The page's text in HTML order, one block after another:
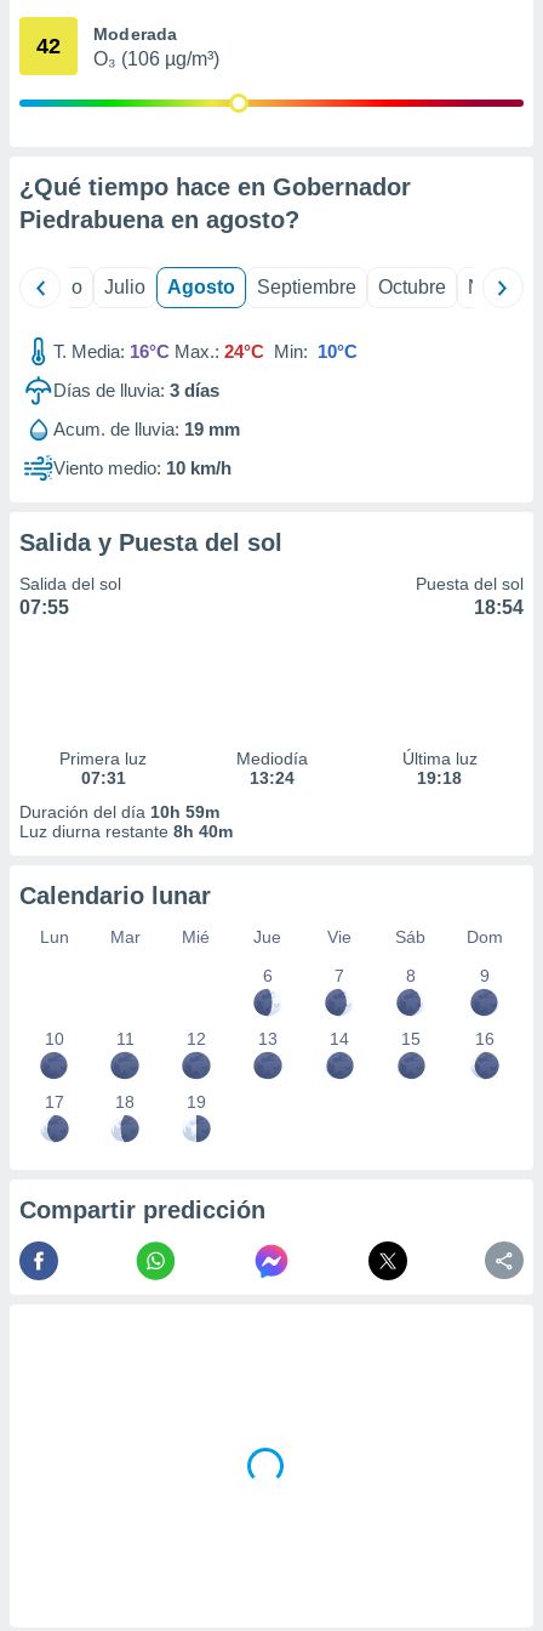
mediante
publicidad
1199
42 Moderada
O₃ (106 µg/m³)
¿Qué tiempo hace en Gobernador
Piedrabuena en agosto?
Junio Julio Agosto Septiembre Octubre
T. Media: 16°C Max.: 24°C Min: 10°C
Días de lluvia: 3 días
Acum. de lluvia: 19 mm
Viento medio: 10 km/h
Salida y Puesta del sol
Salida del sol
07:55
Puesta del sol
18:54
Primera luz
07:31
Mediodía
13:24
Última luz
19:18
Duración del día 10h 59m
Luz diurna restante 8h 40m
Calendario lunar
Lun Mar Mié Jue Vie Sáb
Dom
6
7 8 9
10 11 12 13 14 15 16
17 18 19
Compartir predicción